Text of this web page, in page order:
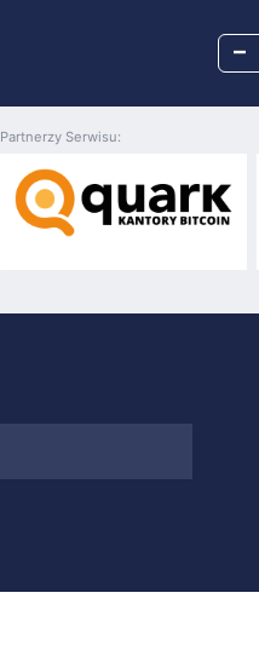
–
Partnerzy Serwisu: